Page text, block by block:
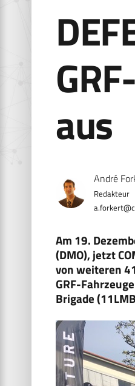
aus
André
Redakteur
Am 19.
(DMO), jetzt
von weiteren
GRF-
Brigade